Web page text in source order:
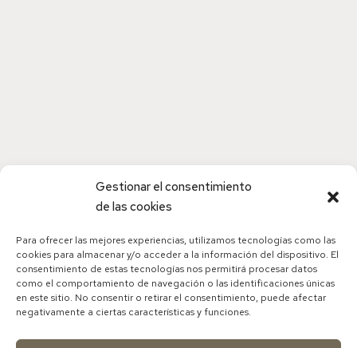
Gestionar el consentimiento
de las cookies
Para ofrecer las mejores experiencias, utilizamos tecnologías como las
cookies para almacenar y/o acceder a la información del dispositivo. El
consentimiento de estas tecnologías nos permitirá procesar datos
como el comportamiento de navegación o las identificaciones únicas
en este sitio. No consentir o retirar el consentimiento, puede afectar
negativamente a ciertas características y funciones.